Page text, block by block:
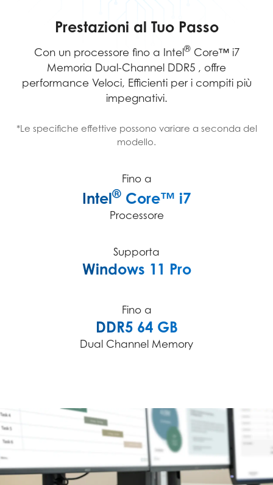
Prestazioni al Tuo Passo
Con un processore fino a Intel ®Core™ i7
Memoria Dual-Channel DDR5 , offre
performance Veloci, Efficienti per i compiti più
impegnativi.
*Le specifiche effettive possono variare a seconda del
modello.
Fino a
Intel® Core™ i7
Processore
Supporta
Windows 11 Pro
Fino a
DDR5 64 GB
Dual Channel Memory